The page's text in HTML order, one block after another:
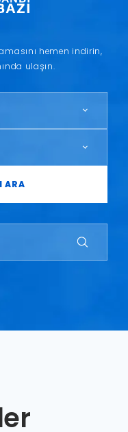
hemen indirin,
ulaşın.
ARA